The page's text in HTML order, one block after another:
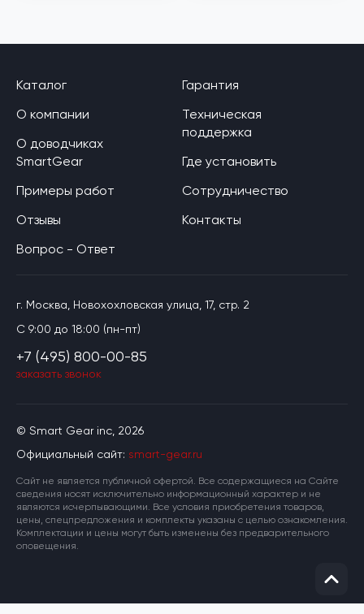
© Smart Gear inc, 2026
Официальный сайт: smart-gear.ru
Cайт не является публичной офертой. Все содержащиеся на Сайте
сведения носят исключительно информационный характер и не
являются исчерпывающими. Все условия приобретения товаров,
цены, спецпредложения и комплекты указаны с целью ознакомления.
Комплектации и цены могут быть изменены без предварительного
оповещения.
Каталог
О компании
О доводчиках
SmartGear
Примеры работ
Отзывы
Вопрос - Ответ
Гарантия
Техническая
поддержка
Где установить
Сотрудничество
Контакты
г. Москва, Новохохловская улица, 17, стр. 2
C 9:00 до 18:00 (пн-пт)
+7 (495) 800-00-85
заказать звонок